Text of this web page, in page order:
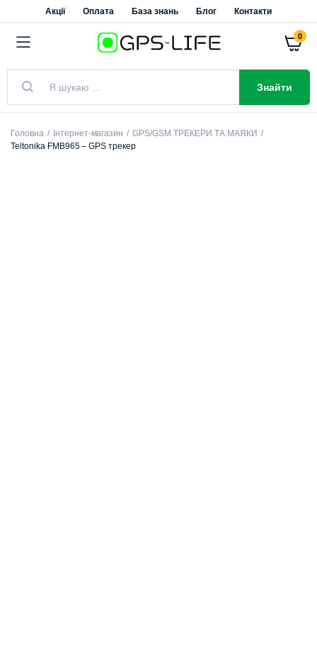
Акції Оплата База знань Блог Контакти
0
Знайти
Головна Інтернет-магазин
GPS/GSM ТРЕКЕРИ ТА МАЯКИ
Teltonika FMB965 – GPS трекер